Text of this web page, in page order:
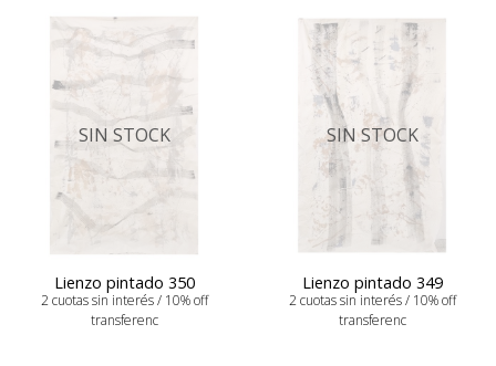
SIN STOCK
Lienzo pintado 350
2 cuotas sin interés / 10% off
transferenc
SIN STOCK
Lienzo pintado 349
2 cuotas sin interés / 10% off
transferenc